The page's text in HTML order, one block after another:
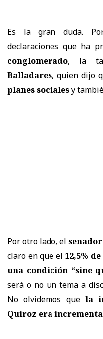
Es la gran duda.
declaraciones que ha
conglomerado, la
Balladares, quien dijo
planes socialesy
Por otro lado, el
claro en que el 12,5%
una condición “sine
será o no un tema a
No olvidemos que la
Quiroz era